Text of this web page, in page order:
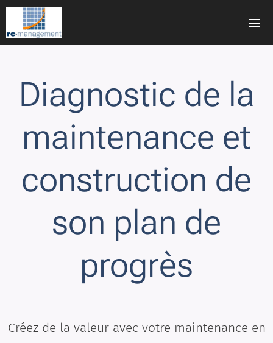
Diagnostic de la
maintenance et
construction de
son plan de
progrès
Créez de la valeur avec votre maintenance en